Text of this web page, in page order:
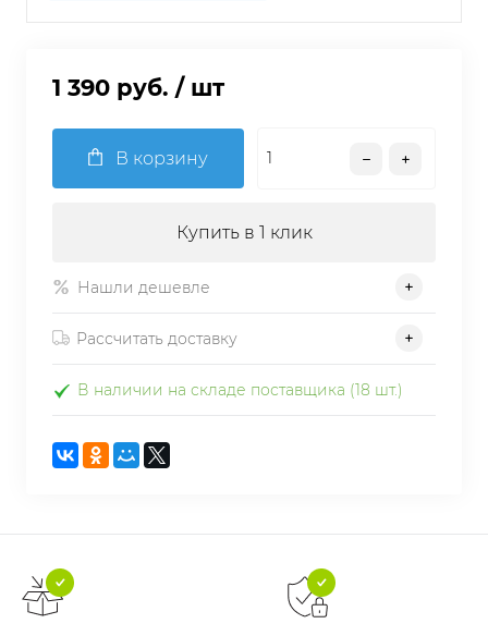
1 390 руб. / шт
В корзину
Купить в 1 клик
Нашли дешевле
Рассчитать доставку
В наличии на складе поставщика (18 шт.)